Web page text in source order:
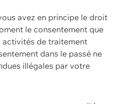
avez en principe le droit
le consentement que
activités de traitement
dans le passé ne
illégales par votre